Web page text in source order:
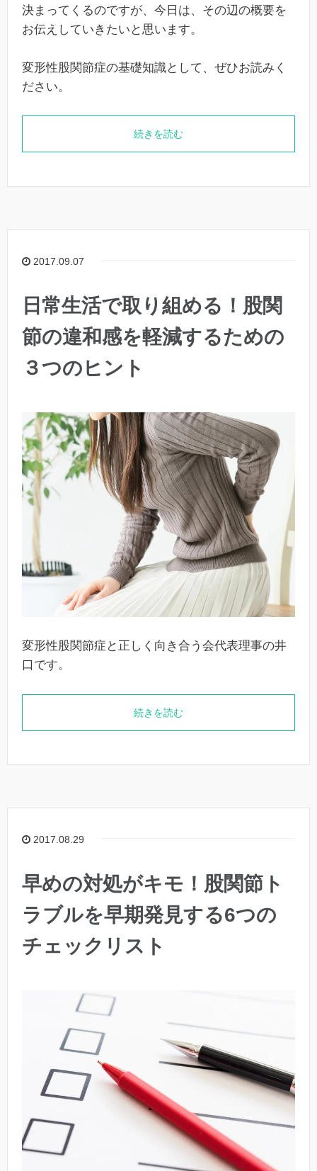
決まってくるのですが、今日は、その辺の概要を
お伝えしていきたいと思います。
変形性股関節症の基礎知識として、ぜひお読みく
ださい。
続きを読む
2017.09.07
日常生活で取り組める！股関
節の違和感を軽減するための
３つのヒント
変形性股関節症と正しく向き合う会代表理事の井
口です。
続きを読む
2017.08.29
早めの対処がキモ！股関節ト
ラブルを早期発見する6つの
チェックリスト